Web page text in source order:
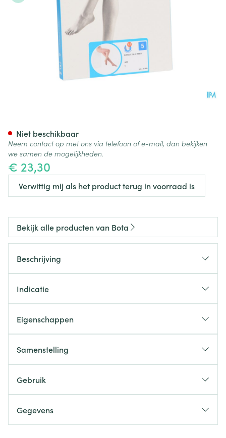
€ 23,30
Verwittig mij als het product terug in voorraad is
Niet beschikbaar
Neem contact op met ons via telefoon of e-mail, dan bekijken
we samen de mogelijkheden.
Bekijk alle producten van Bota
Beschrijving
Indicatie
Eigenschappen
Samenstelling
Gebruik
Gegevens